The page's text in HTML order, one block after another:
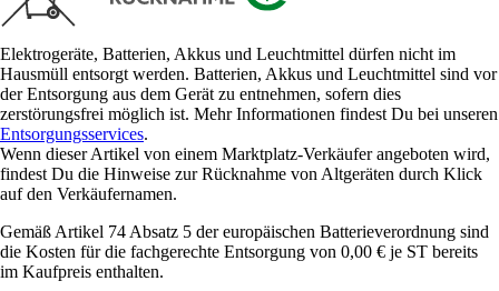
Elektrogeräte, Batterien, Akkus und Leuchtmittel dürfen nicht im
Hausmüll entsorgt werden. Batterien, Akkus und Leuchtmittel sind vor
der Entsorgung aus dem Gerät zu entnehmen, sofern dies
zerstörungsfrei möglich ist. Mehr Informationen findest Du bei unseren
Entsorgungsservices.
Wenn dieser Artikel von einem Marktplatz-Verkäufer angeboten wird,
findest Du die Hinweise zur Rücknahme von Altgeräten durch Klick
auf den Verkäufernamen.
Gemäß Artikel 74 Absatz 5 der europäischen Batterieverordnung sind
die Kosten für die fachgerechte Entsorgung von 0,00 € je ST bereits
im Kaufpreis enthalten.